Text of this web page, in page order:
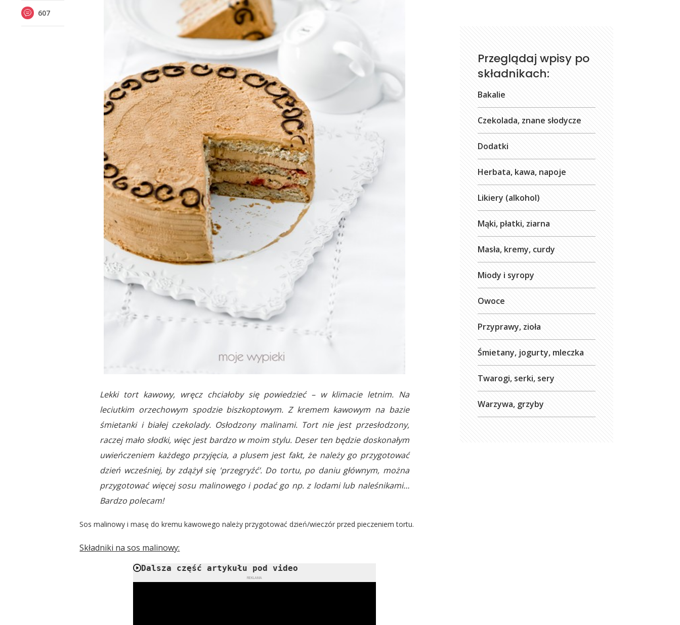
607
Lekki tort kawowy, wręcz chciałoby się powiedzieć – w klimacie letnim. Na
leciutkim orzechowym spodzie biszkoptowym. Z kremem kawowym na bazie
śmietanki i białej czekolady. Osłodzony malinami. Tort nie jest przesłodzony,
raczej mało słodki, więc jest bardzo w moim stylu. Deser ten będzie doskonałym
uwieńczeniem każdego przyjęcia, a plusem jest fakt, że należy go przygotować
dzień wcześniej, by zdążył się 'przegryźć’. Do tortu, po daniu głównym, można
przygotować więcej sosu malinowego i podać go np. z lodami lub naleśnikami…
Bardzo polecam!
Sos malinowy i masę do kremu kawowego należy przygotować dzień/wieczór przed pieczeniem tortu.
Składniki na sos malinowy:
Dalsza część artykułu pod video
REKLAMA
Przeglądaj wpisy po
składnikach:
Bakalie
Czekolada, znane słodycze
Dodatki
Herbata, kawa, napoje
Likiery (alkohol)
Mąki, płatki, ziarna
Masła, kremy, curdy
Miody i syropy
Owoce
Przyprawy, zioła
Śmietany, jogurty, mleczka
Twarogi, serki, sery
Warzywa, grzyby